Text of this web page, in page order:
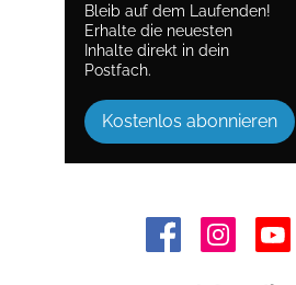
Bleib auf dem Laufenden!
Erhalte die neuesten
Inhalte direkt in dein
Postfach.
Kostenlos abonnieren